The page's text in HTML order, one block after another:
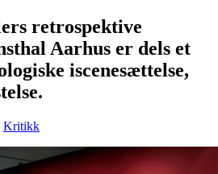
retrospektive
Aarhus er dels et
iscenesættelse,
Kritikk